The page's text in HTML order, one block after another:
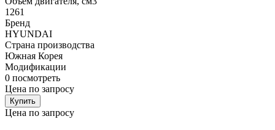
1261
Бренд
HYUNDAI
Страна производства
Южная Корея
Модификации
0 посмотреть
Цена по запросу
Купить
Цена по запросу